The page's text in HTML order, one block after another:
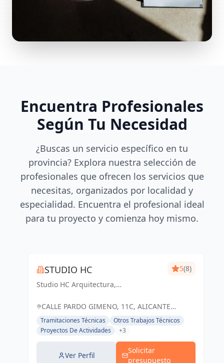
Encuentra Profesionales
Según Tu Necesidad
¿Buscas un servicio específico en tu
provincia? Explora nuestra selección de
profesionales que ofrecen los servicios que
necesitas, organizados por localidad y
especialidad. Encuentra el profesional ideal
para tu proyecto y comienza hoy mismo.
STUDIO HC
Studio HC Arquitectura,
5(8)
CALLE PARDO GIMENO, 11C, ALICANTE
(ALACANT), ESPAÑA, España
Tramitaciones Técnicas
Otros Trabajos Técnicos
Proyectos De Actividades
+3
Ver Perfil
Solicitar
presupuesto